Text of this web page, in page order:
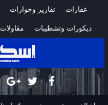
عقارات تقارير وحوارات
ديكورات وتشطيبات مقاولات